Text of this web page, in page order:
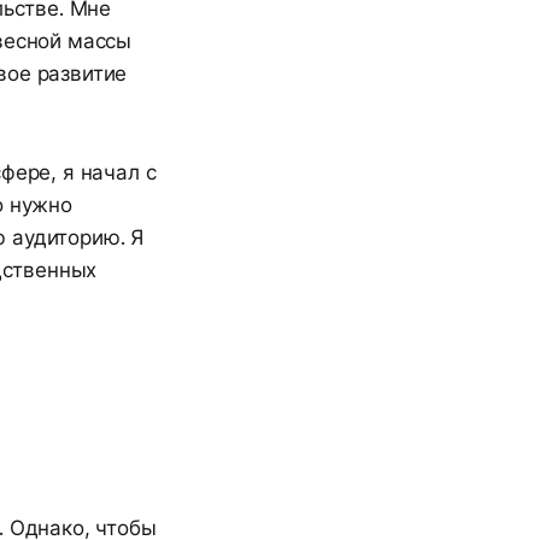
Мне
массы
развитие
я начал с
нужно
аудиторию. Я
Однако, чтобы